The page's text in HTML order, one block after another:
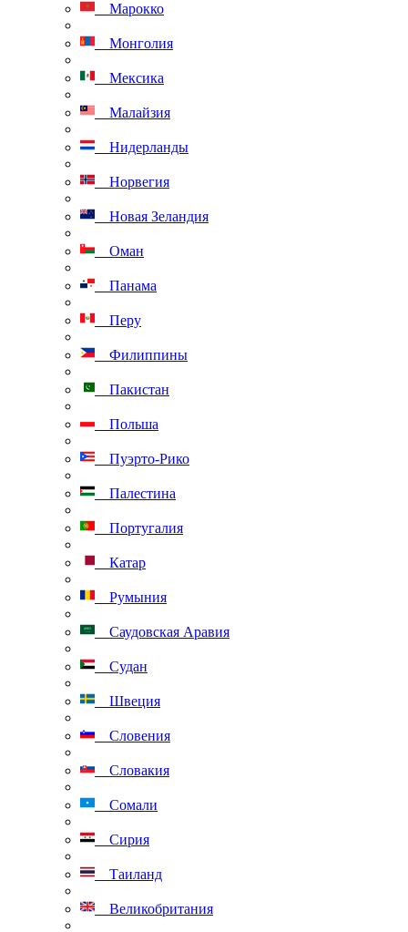
Марокко
Монголия
Мексика
Малайзия
Нидерланды
Норвегия
Новая Зеландия
Оман
Панама
Перу
Филиппины
Пакистан
Польша
Пуэрто-Рико
Палестина
Португалия
Катар
Румыния
Саудовская Аравия
Судан
Швеция
Словения
Словакия
Сомали
Сирия
Таиланд
Великобритания